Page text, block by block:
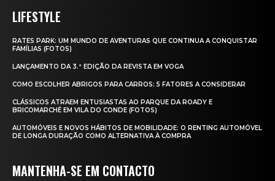
LIFESTYLE
RATES PARK: UM MUNDO DE AVENTURAS QUE CONTINUA A CONQUISTAR
FAMÍLIAS (FOTOS)
LANÇAMENTO DA 3.ª EDIÇÃO DA REVISTA EM VOGA
COMO ESCOLHER ABRIGOS PARA CARROS: 5 FATORES A CONSIDERAR
CLÁSSICOS ATRAEM ENTUSIASTAS AO PARQUE DA ROADY E
BRICOMARCHÉ EM VILA DO CONDE (FOTOS)
AUTOMÓVEIS E NOVOS HÁBITOS DE MOBILIDADE: O RENTING AUTOMÓVEL
DE LONGA DURAÇÃO COMO ALTERNATIVA À COMPRA
MANTENHA-SE EM CONTACTO